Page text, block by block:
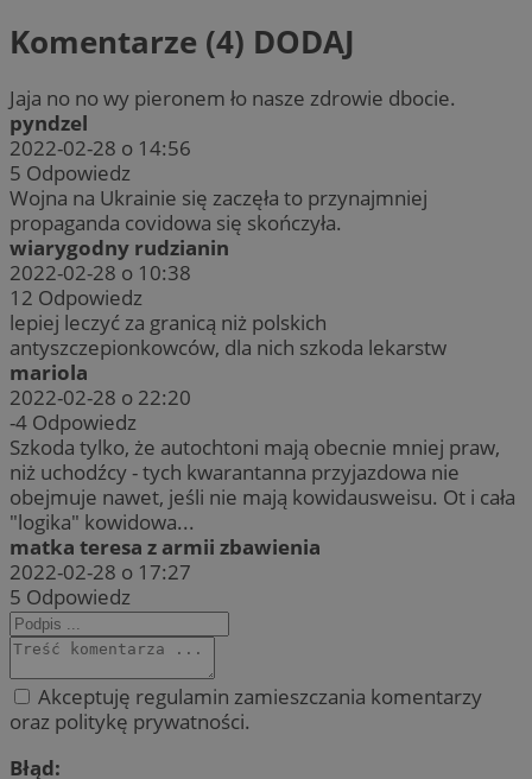
Komentarze (4) DODAJ
Jaja no no wy pieronem ło nasze zdrowie dbocie.
pyndzel
2022-02-28 o 14:56
5 Odpowiedz
Wojna na Ukrainie się zaczęła to przynajmniej
propaganda covidowa się skończyła.
wiarygodny rudzianin
2022-02-28 o 10:38
12 Odpowiedz
lepiej leczyć za granicą niż polskich
antyszczepionkowców, dla nich szkoda lekarstw
mariola
2022-02-28 o 22:20
-4 Odpowiedz
Szkoda tylko, że autochtoni mają obecnie mniej praw,
niż uchodźcy - tych kwarantanna przyjazdowa nie
obejmuje nawet, jeśli nie mają kowidausweisu. Ot i cała
"logika" kowidowa...
matka teresa z armii zbawienia
2022-02-28 o 17:27
5 Odpowiedz
Akceptuję regulamin zamieszczania komentarzy
oraz politykę prywatności.
Błąd: